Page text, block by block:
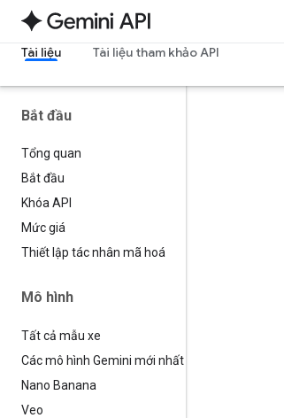
Tài liệu Tài liệu tham khảo API
Bắt đầu
Tổng quan
Bắt đầu
Khóa API
Mức giá
Thiết lập tác nhân mã hoá
Mô hình
Tất cả mẫu xe
Các mô hình Gemini mới nhất
Nano Banana
Veo